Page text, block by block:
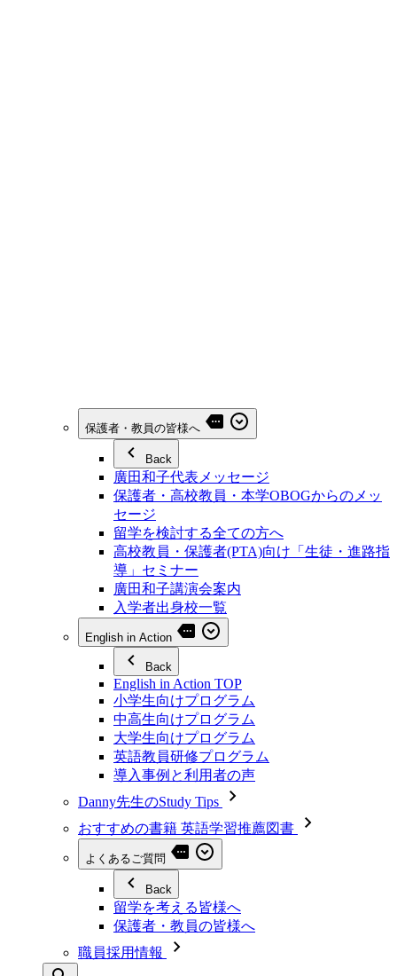
保護者・教員の皆様へ
Back
廣田和子代表メッセージ
保護者・高校教員・本学OBOGからのメッ
セージ
留学を検討する全ての方へ
高校教員・保護者(PTA)向け「生徒・進路指
導」セミナー
廣田和子講演会案内
入学者出身校一覧
English in Action
Back
English in Action TOP
小学生向けプログラム
中高生向けプログラム
大学生向けプログラム
英語教員研修プログラム
導入事例と利用者の声
Danny先生のStudy Tips
おすすめの書籍 英語学習推薦図書
よくあるご質問
Back
留学を考える皆様へ
保護者・教員の皆様へ
職員採用情報